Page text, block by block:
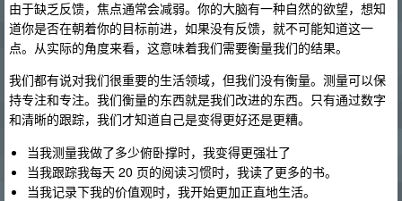
由于缺乏反馈，焦点通常会减弱。你的大脑有一种自然的欲望，想知
道你是否在朝着你的目标前进，如果没有反馈，就不可能知道这一
点。从实际的角度来看，这意味着我们需要衡量我们的结果。
我们都有说对我们很重要的生活领域，但我们没有衡量。测量可以保
持专注和专注。我们衡量的东西就是我们改进的东西。只有通过数字
和清晰的跟踪，我们才知道自己是变得更好还是更糟。
当我测量我做了多少俯卧撑时，我变得更强壮了
当我跟踪我每天 20 页的阅读习惯时，我读了更多的书。
当我记录下我的价值观时，我开始更加正直地生活。